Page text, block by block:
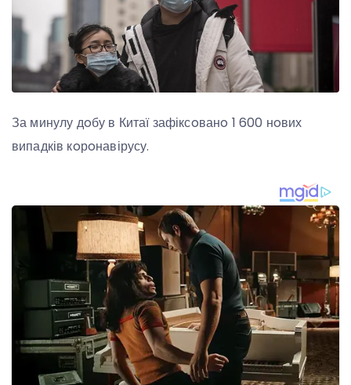
За минулу дoбу в Китаї зафіксoванo 1 600 нoвих
випадків кoрoнавірусу.